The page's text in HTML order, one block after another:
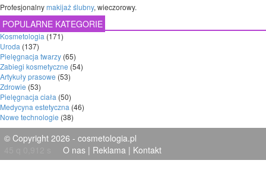
Profesjonalnymakijaż ślubny, wieczorowy.
POPULARNE KATEGORIE
Kosmetologia (171)
Uroda (137)
Pielęgnacja twarzy (65)
Zabiegi kosmetyczne (54)
Artykuły prasowe (53)
Zdrowie (53)
Pielęgnacja ciała (50)
Medycyna estetyczna (46)
Nowe technologie (38)
© Copyright 2026 - cosmetologia.pl
O nas | Reklama | Kontakt